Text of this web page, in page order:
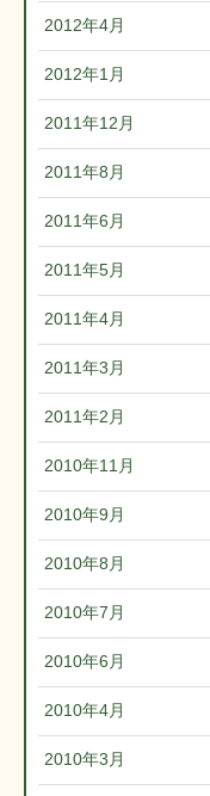
2012年4月
2012年1月
2011年12月
2011年8月
2011年6月
2011年5月
2011年4月
2011年3月
2011年2月
2010年11月
2010年9月
2010年8月
2010年7月
2010年6月
2010年4月
2010年3月